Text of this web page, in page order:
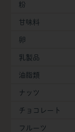
粉
甘味料
卵
乳製品
油脂類
ナッツ
チョコレート
フルーツ